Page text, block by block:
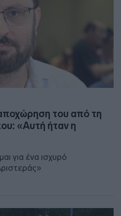
του από τη
«Αυτή ήταν η
για ένα ισχυρό